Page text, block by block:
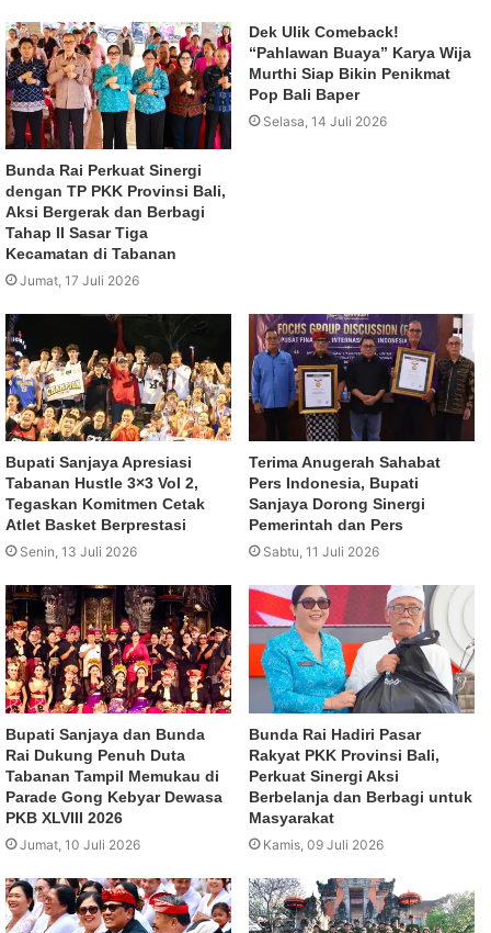
Bunda Rai Perkuat Sinergi
dengan TP PKK Provinsi Bali,
Aksi Bergerak dan Berbagi
Tahap II Sasar Tiga
Kecamatan di Tabanan
Jumat, 17 Juli 2026
Dek Ulik Comeback!
“Pahlawan Buaya” Karya Wija
Murthi Siap Bikin Penikmat
Pop Bali Baper
Selasa, 14 Juli 2026
Bupati Sanjaya Apresiasi
Tabanan Hustle 3×3 Vol 2,
Tegaskan Komitmen Cetak
Atlet Basket Berprestasi
Senin, 13 Juli 2026
Terima Anugerah Sahabat
Pers Indonesia, Bupati
Sanjaya Dorong Sinergi
Pemerintah dan Pers
Sabtu, 11 Juli 2026
Bupati Sanjaya dan Bunda
Rai Dukung Penuh Duta
Tabanan Tampil Memukau di
Parade Gong Kebyar Dewasa
PKB XLVIII 2026
Jumat, 10 Juli 2026
Bunda Rai Hadiri Pasar
Rakyat PKK Provinsi Bali,
Perkuat Sinergi Aksi
Berbelanja dan Berbagi untuk
Masyarakat
Kamis, 09 Juli 2026